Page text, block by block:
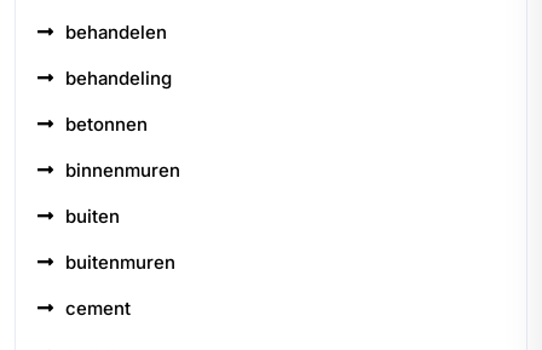
behandelen
behandeling
betonnen
binnenmuren
buiten
buitenmuren
cement